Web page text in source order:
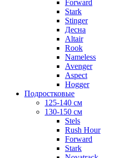
Forward
Stark
Stinger
Десна
Altair
Rook
Nameless
Avenger
Aspect
Hogger
Подростковые
125-140 см
130-150 см
Stels
Rush Hour
Forward
Stark